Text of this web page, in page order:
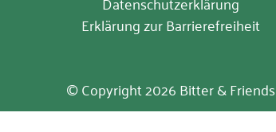
Erklärung zur Barrierefreiheit
© Copyright 2026 Bitter & Friends